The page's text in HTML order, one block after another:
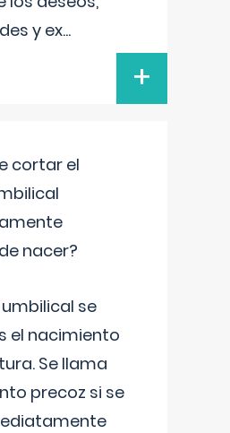
y ex...
+
cortar el
nacer?
se
el nacimiento
Se llama
precoz si se